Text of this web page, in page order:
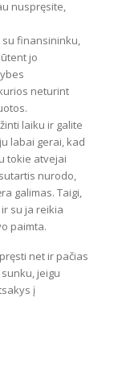
nuspręsite,
finansininku,
jo
neturint
laiku ir galite
labai gerai, kad
tokie atvejai
nurodo,
galimas. Taigi,
su ja reikia
paimta.
net ir pačias
jeigu
į